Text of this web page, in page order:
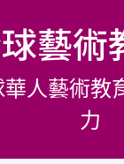
藝術
華人藝術教
力